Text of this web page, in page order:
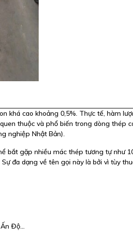
khá cao khoảng 0,5%. Thực tế, hàm
thuộc và phổ biến trong dòng thép
nghiệp Nhật Bản).
bắt gặp nhiều mác thép tương tự như
đa dạng về tên gọi này là bởi vì tùy
Ấn Độ…